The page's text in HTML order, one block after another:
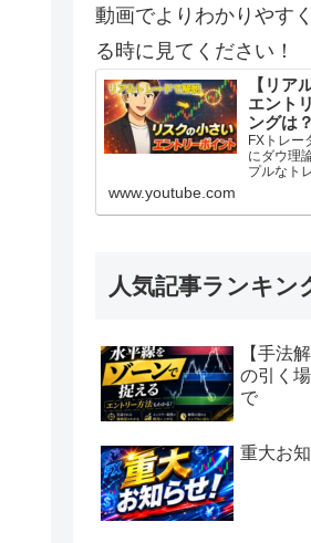
と、トレ
F...
動画でよりわかりやす
る時に見てください！
【リア
エント
ングは？
FXトレー
にダウ理
プルなト
レードを
幸いです
www.youtube.com
人気記事ランキン
【手法
の引く
で
重大お